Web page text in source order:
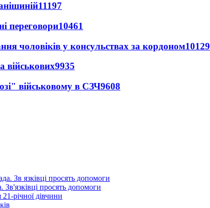
11197
переговори10461
чоловіків у консульствах за кордоном10129
військових9935
військовому в СЗЧ9608
просять допомоги
річної дівчини